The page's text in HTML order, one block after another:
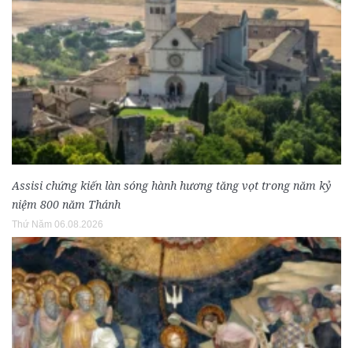
Assisi chứng kiến làn sóng hành hương tăng vọt trong năm kỷ
niệm 800 năm Thánh
Thứ Năm 06.08.2026